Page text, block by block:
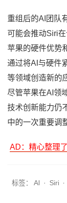
重组后的AI团队
可能会推动Siri
苹果的硬件优势
通过将AI与硬件
等领域创造新的
尽管苹果在AI领
技术创新能力仍
中的一次重要调
AD：精心整理
标签： AI · Siri ·